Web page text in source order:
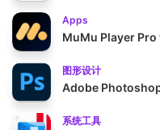
Apps
MuMu Player Pro
图形设计
Adobe
系统工具